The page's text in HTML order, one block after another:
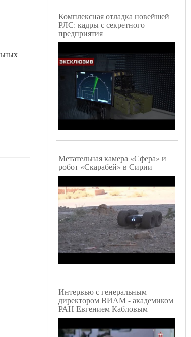
Комплексная отладка новейшей
РЛС: кадры с секретного
предприятия
Метательная камера «Сфера» и
робот «Скарабей» в Сирии
Интервью с генеральным
директором ВИАМ - академиком
РАН Евгением Кабловым